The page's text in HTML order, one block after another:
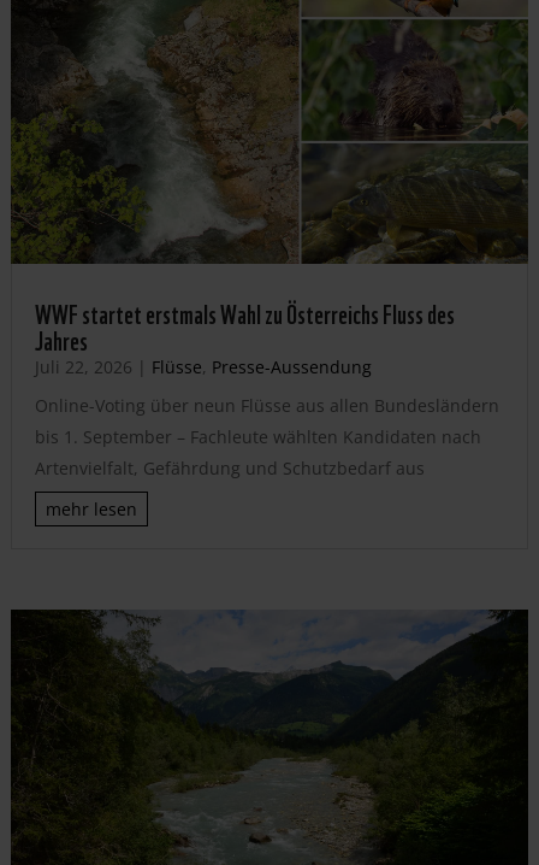
WWF startet erstmals Wahl zu Österreichs Fluss des
Jahres
Juli 22, 2026 | Flüsse, Presse-Aussendung
Online-Voting über neun Flüsse aus allen Bundesländern
bis 1. September – Fachleute wählten Kandidaten nach
Artenvielfalt, Gefährdung und Schutzbedarf aus
mehr lesen